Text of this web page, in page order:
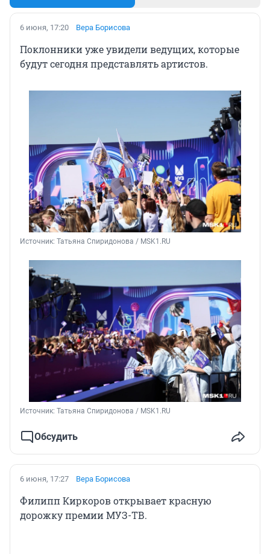
6 июня, 17:20 Вера Борисова
Поклонники уже увидели ведущих, которые
будут сегодня представлять артистов.
Источник: Татьяна Спиридонова / MSK1.RU
Источник: Татьяна Спиридонова / MSK1.RU
Обсудить
6 июня, 17:27 Вера Борисова
Филипп Киркоров открывает красную
дорожку премии МУЗ-ТВ.